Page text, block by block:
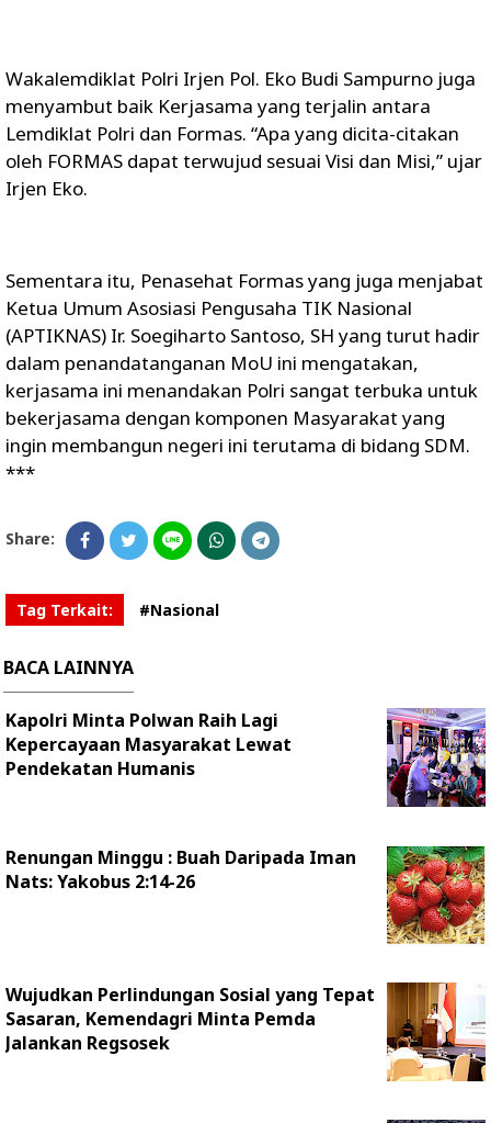
Wakalemdiklat Polri Irjen Pol. Eko Budi Sampurno juga
menyambut baik Kerjasama yang terjalin antara
Lemdiklat Polri dan Formas. “Apa yang dicita-citakan
oleh FORMAS dapat terwujud sesuai Visi dan Misi,” ujar
Irjen Eko.
Sementara itu, Penasehat Formas yang juga menjabat
Ketua Umum Asosiasi Pengusaha TIK Nasional
(APTIKNAS) Ir. Soegiharto Santoso, SH yang turut hadir
dalam penandatanganan MoU ini mengatakan,
kerjasama ini menandakan Polri sangat terbuka untuk
bekerjasama dengan komponen Masyarakat yang
ingin membangun negeri ini terutama di bidang SDM.
***
Share:
Tag Terkait: #Nasional
BACA LAINNYA
Kapolri Minta Polwan Raih Lagi
Kepercayaan Masyarakat Lewat
Pendekatan Humanis
Renungan Minggu : Buah Daripada Iman
Nats: Yakobus 2:14-26
Wujudkan Perlindungan Sosial yang Tepat
Sasaran, Kemendagri Minta Pemda
Jalankan Regsosek